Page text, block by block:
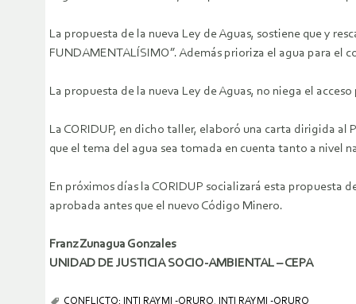
La propuesta de la nueva Ley de Aguas, sostiene que y
FUNDAMENTALÍSIMO”. Además prioriza el agua para
La propuesta de la nueva Ley de Aguas, no niega el
La CORIDUP, en dicho taller, elaboró una carta dirigida
que el tema del agua sea tomada en cuenta tanto a nivel
En próximos días la CORIDUP socializará esta propuesta
aprobada antes que el nuevo Código Minero.
Franz Zunagua Gonzales
UNIDAD DE JUSTICIA SOCIO-AMBIENTAL – CEPA
CONFLICTO: INTI RAYMI -ORURO, INTI RAYMI -ORURO